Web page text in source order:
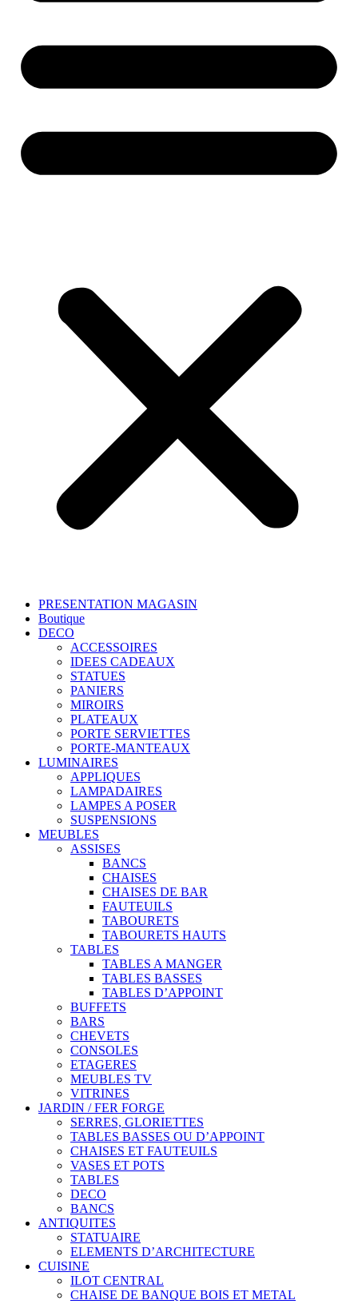
PRESENTATION MAGASIN
Boutique
DECO
ACCESSOIRES
IDEES CADEAUX
STATUES
PANIERS
MIROIRS
PLATEAUX
PORTE SERVIETTES
PORTE-MANTEAUX
LUMINAIRES
APPLIQUES
LAMPADAIRES
LAMPES A POSER
SUSPENSIONS
MEUBLES
ASSISES
BANCS
CHAISES
CHAISES DE BAR
FAUTEUILS
TABOURETS
TABOURETS HAUTS
TABLES
TABLES A MANGER
TABLES BASSES
TABLES D’APPOINT
BUFFETS
BARS
CHEVETS
CONSOLES
ETAGERES
MEUBLES TV
VITRINES
JARDIN / FER FORGE
SERRES, GLORIETTES
TABLES BASSES OU D’APPOINT
CHAISES ET FAUTEUILS
VASES ET POTS
TABLES
DECO
BANCS
ANTIQUITES
STATUAIRE
ELEMENTS D’ARCHITECTURE
CUISINE
ILOT CENTRAL
CHAISE DE BANQUE BOIS ET METAL